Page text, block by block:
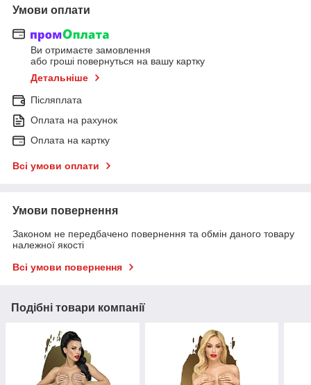
Умови оплати
Ви отримаєте замовлення
або гроші повернуться на вашу картку
Детальніше
Післяплата
Оплата на рахунок
Оплата на картку
Всі умови оплати
Умови повернення
Законом не передбачено повернення та обмін даного товару
належної якості
Всі умови повернення
Подібні товари компанії